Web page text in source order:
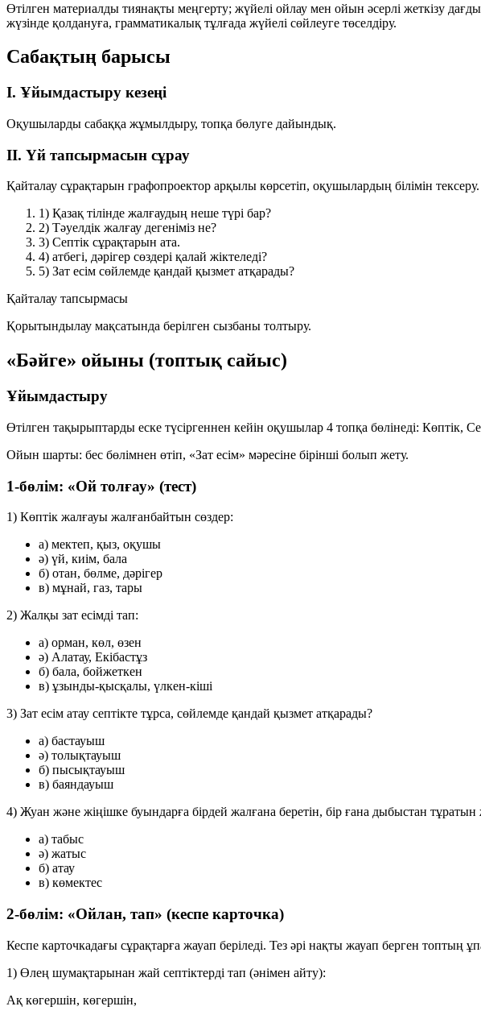
Өтілген материалды тиянақты меңгерту; жүйелі ойлау мен ойын әсерлі жеткізу
жүзінде қолдануға, грамматикалық тұлғада жүйелі сөйлеуге төселдіру.
Сабақтың барысы
I. Ұйымдастыру кезеңі
Оқушыларды сабаққа жұмылдыру, топқа бөлуге дайындық.
II. Үй тапсырмасын сұрау
Қайталау сұрақтарын графопроектор арқылы көрсетіп, оқушылардың білімін тексеру.
1) Қазақ тілінде жалғаудың неше түрі бар?
2) Тәуелдік жалғау дегеніміз не?
3) Септік сұрақтарын ата.
4) атбегі, дәрігер сөздері қалай жіктеледі?
5) Зат есім сөйлемде қандай қызмет атқарады?
Қайталау тапсырмасы
Қорытындылау мақсатында берілген сызбаны толтыру.
«Бәйге» ойыны (топтық сайыс)
Ұйымдастыру
Өтілген тақырыптарды еске түсіргеннен кейін оқушылар 4 топқа бөлінеді: Көптік,
Ойын шарты: бес бөлімнен өтіп, «Зат есім» мәресіне бірінші болып жету.
1-бөлім: «Ой толғау» (тест)
1) Көптік жалғауы жалғанбайтын сөздер:
а) мектеп, қыз, оқушы
ә) үй, киім, бала
б) отан, бөлме, дәрігер
в) мұнай, газ, тары
2) Жалқы зат есімді тап:
а) орман, көл, өзен
ә) Алатау, Екібастұз
б) бала, бойжеткен
в) ұзынды-қысқалы, үлкен-кіші
3) Зат есім атау септікте тұрса, сөйлемде қандай қызмет атқарады?
а) бастауыш
ә) толықтауыш
б) пысықтауыш
в) баяндауыш
4) Жуан және жіңішке буындарға бірдей жалғана беретін, бір ғана дыбыстан тұратын
а) табыс
ә) жатыс
б) атау
в) көмектес
2-бөлім: «Ойлан, тап» (кеспе карточка)
Кеспе карточкадағы сұрақтарға жауап беріледі. Тез әрі нақты жауап берген топтың
1) Өлең шумақтарынан жай септіктерді тап (әнімен айту):
Ақ көгершін, көгершін,